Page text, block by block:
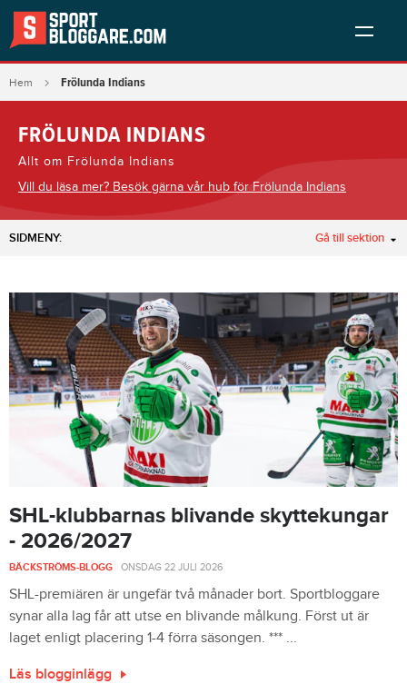
Hem Frölunda Indians
FRÖLUNDA INDIANS
Allt om Frölunda Indians
Vill du läsa mer? Besök gärna vår hub för Frölunda Indians
SIDMENY: Gå till sektion
SHL-klubbarnas blivande skyttekungar
- 2026/2027
BÄCKSTRÖMS-BLOGG ONSDAG 22 JULI 2026
SHL-premiären är ungefär två månader bort. Sportbloggare
synar alla lag får att utse en blivande målkung. Först ut är
laget enligt placering 1-4 förra säsongen. *** ...
Läs blogginlägg